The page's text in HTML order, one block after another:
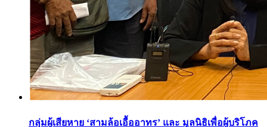
กลุ่มผู้เสียหาย ‘สามล้อเอื้ออาทร’ และ มูลนิธิเพื่อผู้บริโภค